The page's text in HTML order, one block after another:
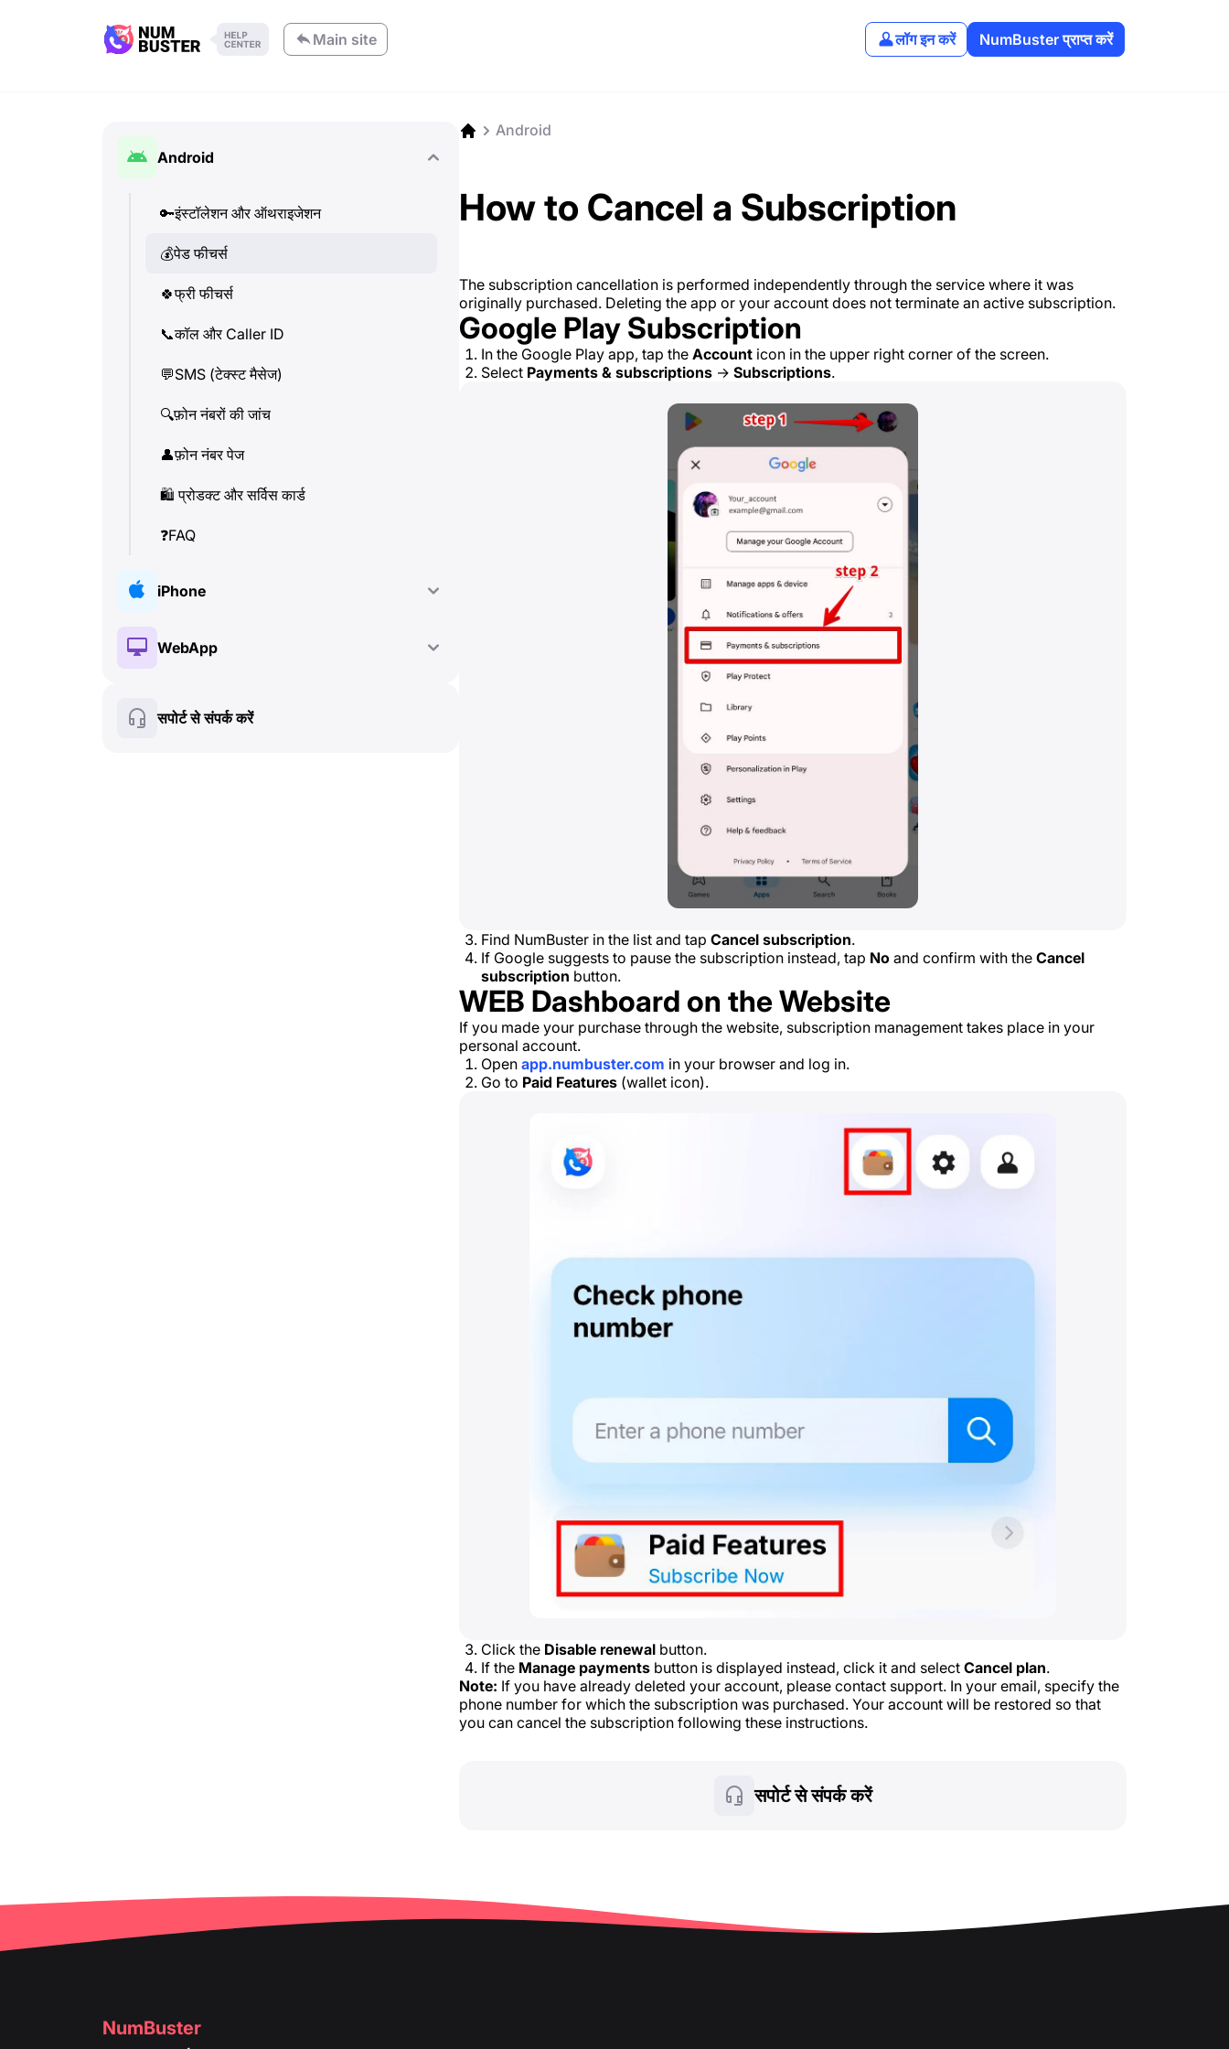
Main site लॉग इन करें NumBuster प्राप्त करें
Android
🔑इंस्टॉलेशन और ऑथराइजेशन
💰पेड फीचर्स
🍀फ्री फीचर्स
📞कॉल और Caller ID
💬SMS (टेक्स्ट मैसेज)
🔍फ़ोन नंबरों की जांच
👤फ़ोन नंबर पेज
🛍 ️ प्रोडक्ट और सर्विस कार्ड
❓FAQ
iPhone
🔑 इंस्टॉलेशन और ऑथराइजेशन
🍀फ्री फीचर्स
WebApp
सपोर्ट से संपर्क करें
Android
How to Cancel a Subscription
The subscription cancellation is performed independently through the service where it was
originally purchased. Deleting the app or your account does not terminate an active subscription.
Google Play Subscription
In the Google Play app, tap the Account icon in the upper right corner of the screen.
Select Payments & subscriptions → Subscriptions.
Find NumBuster in the list and tap Cancel subscription.
If Google suggests to pause the subscription instead, tap No and confirm with the Cancel
subscription button.
WEB Dashboard on the Website
If you made your purchase through the website, subscription management takes place in your
personal account.
Open app.numbuster.com in your browser and log in.
Go to Paid Features (wallet icon).
Click the Disable renewal button.
If the Manage payments button is displayed instead, click it and select Cancel plan.
Note: If you have already deleted your account, please contact support. In your email, specify the
phone number for which the subscription was purchased. Your account will be restored so that
you can cancel the subscription following these instructions.
सपोर्ट से संपर्क करें
NumBuster